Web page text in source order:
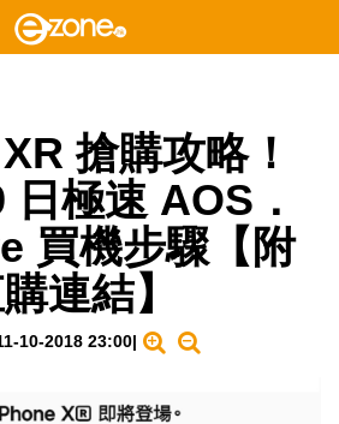
搶購攻略！
日極速 AOS．
買機步驟【附
連結】
10-2018 23:00|